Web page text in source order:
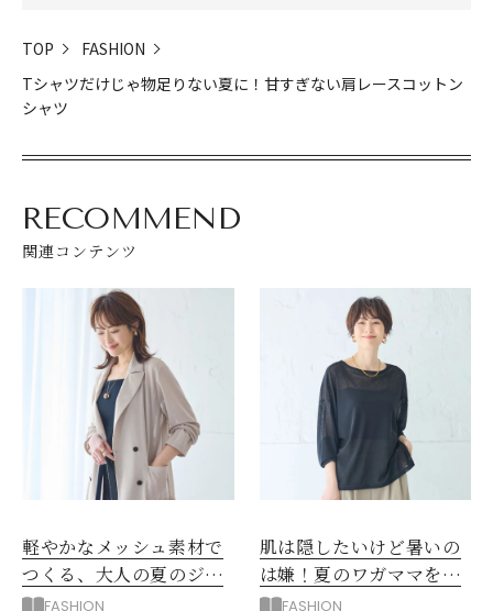
TOP
FASHION
Tシャツだけじゃ物足りない夏に！甘すぎない肩レースコットン
シャツ
RECOMMEND
関連コンテンツ
軽やかなメッシュ素材で
つくる、大人の夏のジャ
ケットスタイル
FASHION
肌は隠したいけど暑いの
は嫌！夏のワガママを叶
えるシアープルオーバー
FASHION